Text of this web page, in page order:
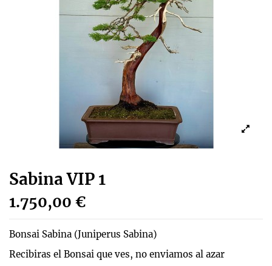
Sabina VIP 1
1.750,00 €
Bonsai Sabina (Juniperus Sabina)
Recibiras el Bonsai que ves, no enviamos al azar